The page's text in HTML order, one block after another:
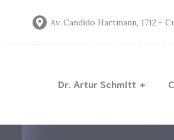
Av. Candido Hartmann, 1712 -
Dr. Artur Schmitt